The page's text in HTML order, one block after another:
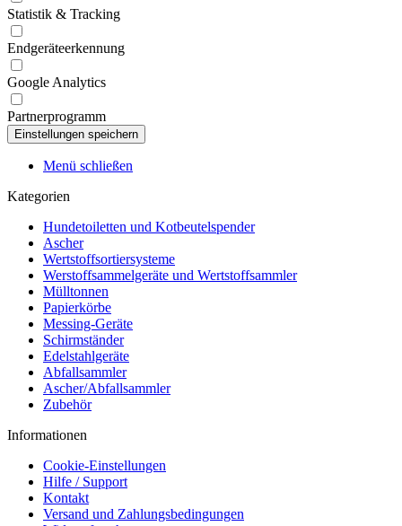
Statistik & Tracking
Endgeräteerkennung
Google Analytics
Partnerprogramm
Menü schließen
Kategorien
Hundetoiletten und Kotbeutelspender
Ascher
Wertstoffsortiersysteme
Werstoffsammelgeräte und Wertstoffsammler
Mülltonnen
Papierkörbe
Messing-Geräte
Schirmständer
Edelstahlgeräte
Abfallsammler
Ascher/Abfallsammler
Zubehör
Informationen
Cookie-Einstellungen
Hilfe / Support
Kontakt
Versand und Zahlungsbedingungen